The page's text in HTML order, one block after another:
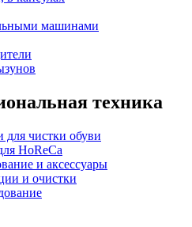
машинами
техника
чистки обуви
HoReCa
и аксессуары
и очистки